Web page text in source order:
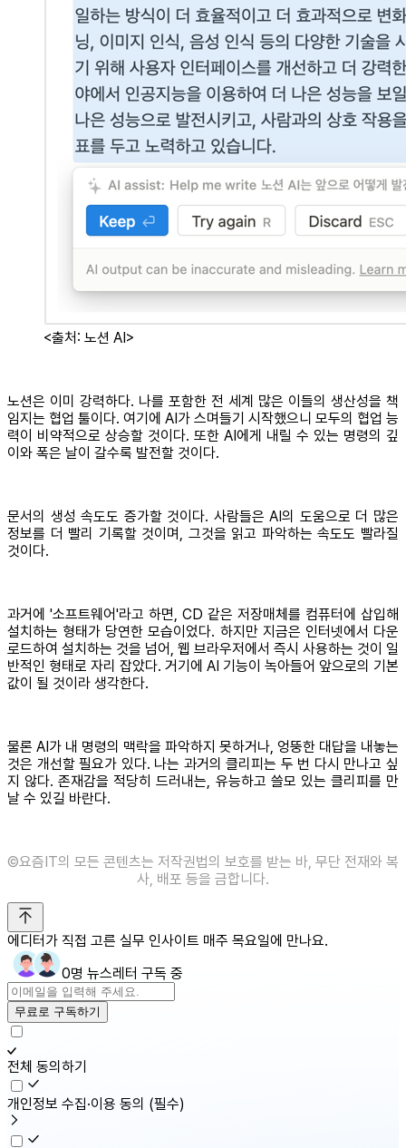
<출처: 노션 AI>
노션은 이미 강력하다. 나를 포함한 전 세계 많은 이들의 생산성을 책
임지는 협업 툴이다. 여기에 AI가 스며들기 시작했으니 모두의 협업 능
력이 비약적으로 상승할 것이다. 또한 AI에게 내릴 수 있는 명령의 깊
이와 폭은 날이 갈수록 발전할 것이다.
문서의 생성 속도도 증가할 것이다. 사람들은 AI의 도움으로 더 많은
정보를 더 빨리 기록할 것이며, 그것을 읽고 파악하는 속도도 빨라질
것이다.
과거에 '소프트웨어'라고 하면, CD 같은 저장매체를 컴퓨터에 삽입해
설치하는 형태가 당연한 모습이었다. 하지만 지금은 인터넷에서 다운
로드하여 설치하는 것을 넘어, 웹 브라우저에서 즉시 사용하는 것이 일
반적인 형태로 자리 잡았다. 거기에 AI 기능이 녹아들어 앞으로의 기본
값이 될 것이라 생각한다.
물론 AI가 내 명령의 맥락을 파악하지 못하거나, 엉뚱한 대답을 내놓는
것은 개선할 필요가 있다. 나는 과거의 클리피는 두 번 다시 만나고 싶
지 않다. 존재감을 적당히 드러내는, 유능하고 쓸모 있는 클리피를 만
날 수 있길 바란다.
©️요즘IT의 모든 콘텐츠는 저작권법의 보호를 받는 바, 무단 전재와 복
사, 배포 등을 금합니다.
에디터가 직접 고른 실무 인사이트 매주 목요일에 만나요.
0명 뉴스레터 구독 중
무료로 구독하기
전체 동의하기
개인정보 수집·이용 동의 (필수)